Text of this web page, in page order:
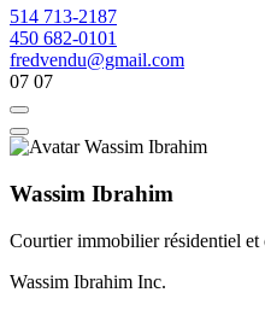
514 713-2187
450 682-0101
fredvendu@gmail.com
07 07
Wassim Ibrahim
Courtier immobilier résidentiel et
Wassim Ibrahim Inc.